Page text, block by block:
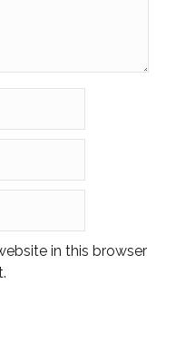
in this browser